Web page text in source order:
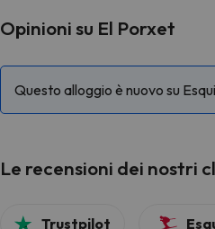
Opinioni su El Porxet
Questo alloggio è nuovo su
Le recensioni dei nostri
Trustpilot